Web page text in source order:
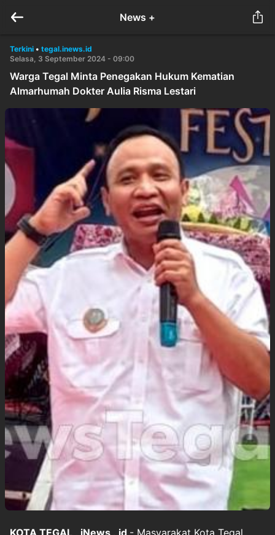
News +
Terkini • tegal.inews.id
Selasa, 3 September 2024 - 09:00
Warga Tegal Minta Penegakan Hukum Kematian
Almarhumah Dokter Aulia Risma Lestari
KOTA TEGAL , iNews . id - Masyarakat Kota Tegal